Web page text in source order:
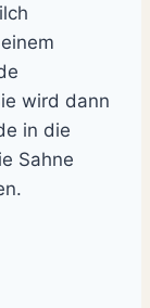
wird dann
in die
Sahne